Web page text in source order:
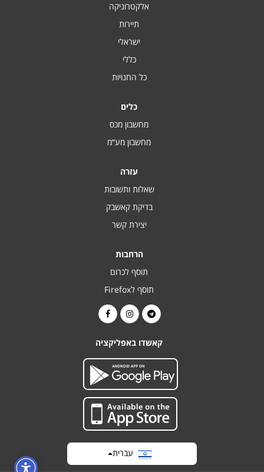
אלקטרוניקה
תיירות
ישראלי
כללי
כל החנויות
כלים
מחשבון מכס
מחשבון מע“מ
עזרה
שאלות ותשובות
בדיקת קאשבק
יצירת קשר
הרחבות
תוסף לכרום
תוסף לFirefox
קאשדו באפליקציה
עברית